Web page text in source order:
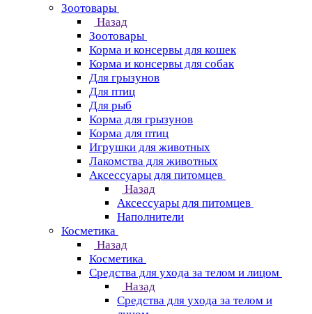
Зоотовары
Назад
Зоотовары
Корма и консервы для кошек
Корма и консервы для собак
Для грызунов
Для птиц
Для рыб
Корма для грызунов
Корма для птиц
Игрушки для животных
Лакомства для животных
Аксессуары для питомцев
Назад
Аксессуары для питомцев
Наполнители
Косметика
Назад
Косметика
Средства для ухода за телом и лицом
Назад
Средства для ухода за телом и